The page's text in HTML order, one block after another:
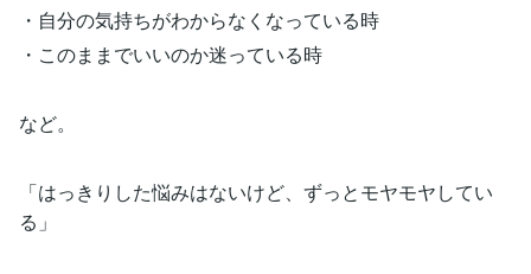
・自分の気持ちがわからなくなっている時
・このままでいいのか迷っている時
など。
「はっきりした悩みはないけど、ずっとモヤモヤしてい
る」